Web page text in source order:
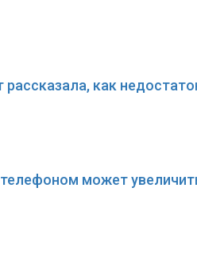
как
может